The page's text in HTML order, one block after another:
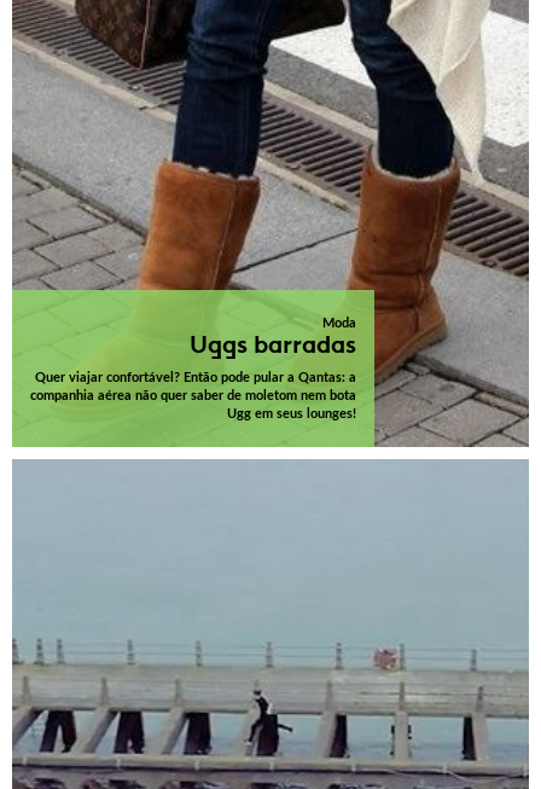
Moda
Uggs barradas
Quer viajar confortável? Então pode pular a Qantas: a
companhia aérea não quer saber de moletom nem bota
Ugg em seus lounges!